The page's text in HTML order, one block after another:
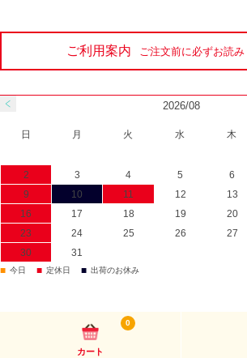
ご利用案内 ご注文前に必ずお読み
2026/08
日 月 火 水 木
2
3 4 5 6
9
10 11 12 13
16
17 18 19 20
23
24 25 26 27
30
31
■ 今日 ■ 定休日 ■ 出荷のお休み
カート
0